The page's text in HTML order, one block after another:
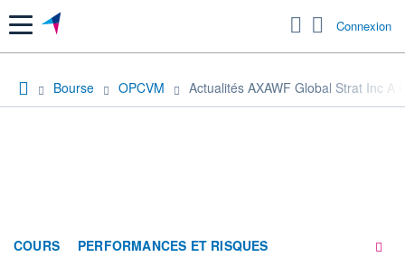
Menu Connexion
Bourse OPCVM Actualités AXAWF Global Strat Inc A
COURS PERFORMANCES ET RISQUES